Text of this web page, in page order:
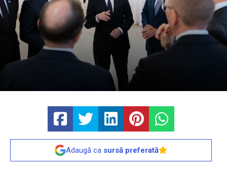
Adaugă ca sursă preferată